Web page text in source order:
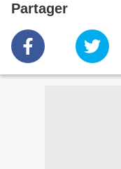
Partager